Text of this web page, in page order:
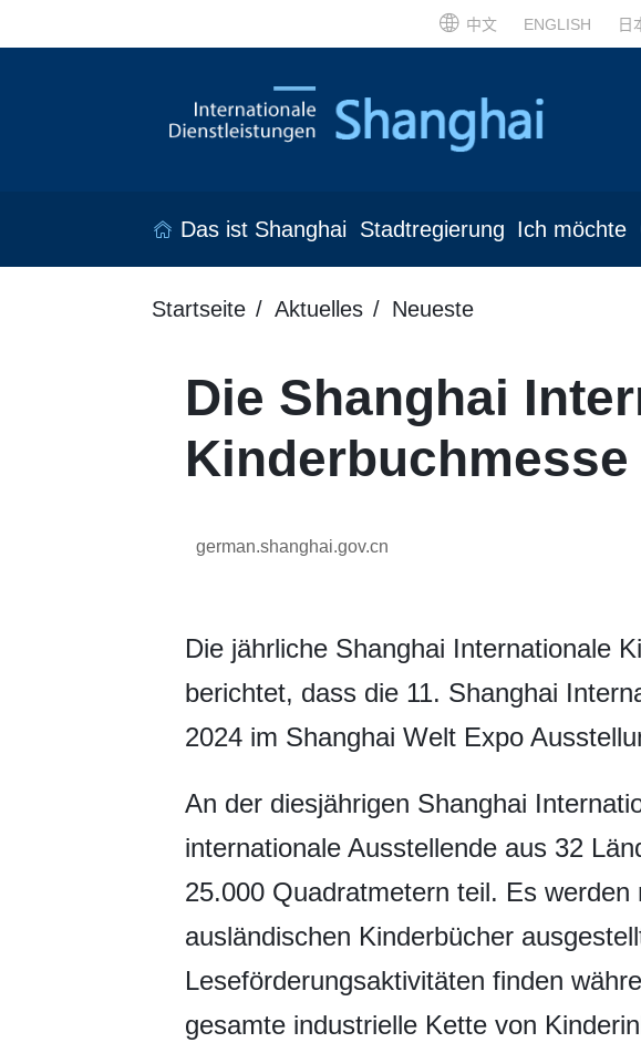
中文 ENGLISH 日
Das ist Shanghai Stadtregierung Ich möchte
Startseite Aktuelles Neueste
Die Shanghai
german.shanghai.gov.cn
Die jährliche Shanghai Internationale
berichtet, dass die 11. Shanghai
2024 im Shanghai Welt Expo
An der diesjährigen Shanghai
internationale Ausstellende aus 32
25.000 Quadratmetern teil. Es
ausländischen Kinderbücher
Leseförderungsaktivitäten finden
gesamte industrielle Kette von